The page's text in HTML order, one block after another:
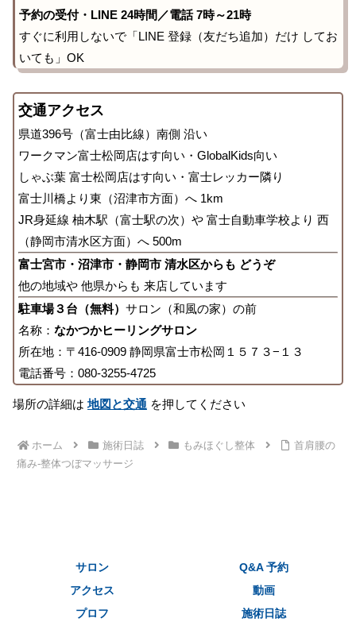
予約の受付・LINE 24時間／電話 7時～21時
すぐに利用しないで「LINE 登録（友だち追加）だけ してお
いても」OK
交通アクセス
県道396号（富士由比線）南側 沿い
ワークマン富士松岡店はす向い・GlobalKids向い
しゃぶ葉 富士松岡店はす向い・富士レッカー隣り
富士川橋より東（沼津市方面）へ 1km
JR身延線 柚木駅（富士駅の次）や 富士自動車学校より 西
（静岡市清水区方面）へ 500m
富士宮市・沼津市・静岡市 清水区からも どうぞ
他の地域や 他県からも 来店しています
駐車場３台（無料） サロン（和風の家）の前
名称： なかつかヒーリングサロン
所在地：〒416-0909 静岡県富士市松岡１５７３−１３
電話番号：080-3255-4725
場所の詳細は地図と交通 を押してください
ホーム 施術日誌 もみほぐし整体
首肩腰の
痛み-整体つぼマッサージ
サロン
Q&A 予約
アクセス
動画
プロフ
施術日誌